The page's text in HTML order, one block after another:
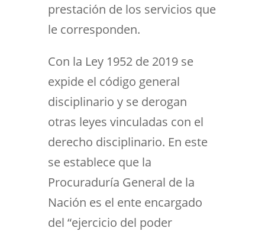
prestación de los servicios que
le corresponden.
Con la Ley 1952 de 2019 se
expide el código general
disciplinario y se derogan
otras leyes vinculadas con el
derecho disciplinario. En este
se establece que la
Procuraduría General de la
Nación es el ente encargado
del “ejercicio del poder